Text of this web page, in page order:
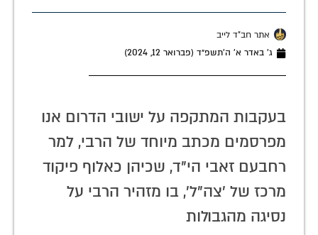
אתר חב"ד לייב
ג׳ באדר א׳ ה׳תשפ״ד (פברואר 12, 2024)
בעקבות המתקפה על ישובי הדרום אנו
מפרסמים מכתב מיוחד של הרבי, למר
רחבעם זאבי הי"ד, שכיהן כאלוף פיקוד
מרכז של 'צה"ל', בו מזהיר הרבי על
נסיגה מהגבולות